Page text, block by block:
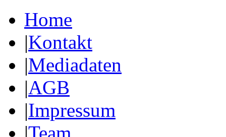
Home
|Kontakt
|Mediadaten
|AGB
|Impressum